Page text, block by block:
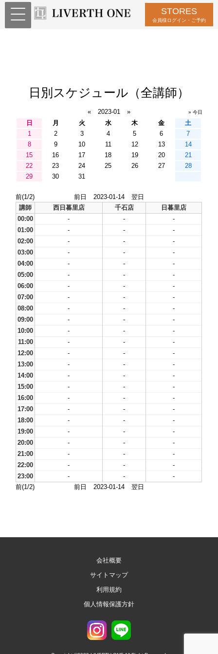
STORES
会員様ログイン・ご予約
日別スケジュール（全講師）
« 2023-01 » » 今日
日 月 火 水 木 金
土
1
2 3 4 5 6
7
8
9 10 11 12 13
14
15
16 17 18 19 20
21
22
23 24 25 26 27
28
29
30 31
前(1/2) 前日 2023-01-14
翌日
講師
西日暮里店 千石店
日暮里店
00:00
- -
-
01:00
- -
-
02:00
- -
-
03:00
- -
-
04:00
- -
-
05:00
- -
-
06:00
- -
-
07:00
- -
-
08:00
- -
-
09:00
- -
-
10:00
- -
-
11:00
- -
-
12:00
- -
-
13:00
- -
-
14:00
- -
-
15:00
- -
-
16:00
- -
-
17:00
- -
-
18:00
- -
-
19:00
- -
-
20:00
- -
-
21:00
- -
-
22:00
- -
-
23:00
- -
-
前(1/2)
前日 2023-01-14 翌日
会社概要
サイトマップ
利用規約
個人情報保護方針